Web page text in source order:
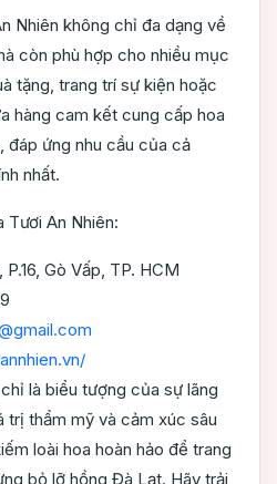
Nhiên không chỉ đa dạng về
còn phù hợp cho nhiều mục
tặng, trang trí sự kiện hoặc
hàng cam kết cung cấp hoa
đáp ứng nhu cầu của cả
nhất.
Tươi An Nhiên:
Gò Vấp, TP. HCM
là biểu tượng của sự lãng
trị thẩm mỹ và cảm xúc sâu
loài hoa hoàn hảo để trang
bỏ lỡ hồng Đà Lạt. Hãy trải